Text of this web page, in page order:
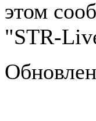
этом
"STR-